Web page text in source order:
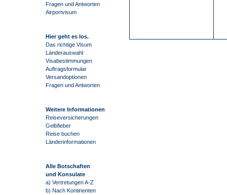
Fragen und Antworten
Airportvisum
Hier geht es los.
Das richtige Visum
Länderauswahl
Visabestimmungen
Auftragsformular
Versandoptionen
Fragen und Antworten
Weitere Informationen
Reiseversicherungen
Gelbfieber
Reise buchen
Länderinformationen
Alle Botschaften
und Konsulate
a) Vertretungen A-Z
b) Nach Kontinenten